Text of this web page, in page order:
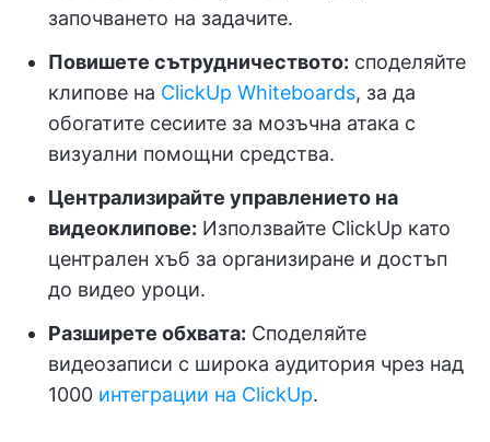
започването на задачите.
Повишете сътрудничеството: споделяйте
клипове на ClickUp Whiteboards, за да
обогатите сесиите за мозъчна атака с
визуални помощни средства.
Централизирайте управлението на
видеоклипове: Използвайте ClickUp като
централен хъб за организиране и достъп
до видео уроци.
Разширете обхвата: Споделяйте
видеозаписи с широка аудитория чрез над
1000 интеграции на ClickUp.